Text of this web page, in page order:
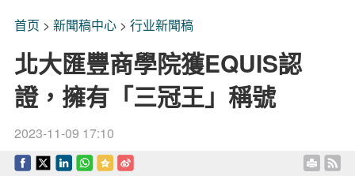
首页 > 新聞稿中心> 行业新聞稿
北大匯豐商學院獲EQUIS認
證，擁有「三冠王」稱號
2023-11-09 17:10